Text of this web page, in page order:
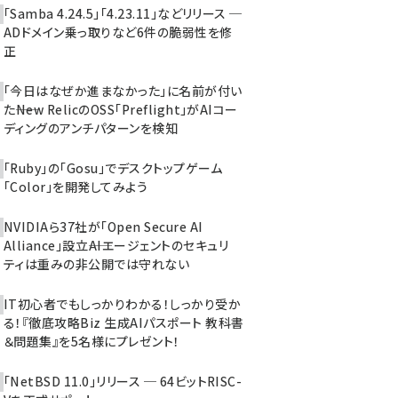
「Samba 4.24.5」「4.23.11」などリリース ─
ADドメイン乗っ取りなど6件の脆弱性を修
正
「今日はなぜか進まなかった」に名前が付い
た――New RelicのOSS「Preflight」がAIコー
ディングのアンチパターンを検知
「Ruby」の「Gosu」でデスクトップゲーム
「Color」を開発してみよう
NVIDIAら37社が「Open Secure AI
Alliance」設立――AIエージェントのセキュリ
ティは重みの非公開では守れない
IT初心者でもしっかりわかる！しっかり受か
る！『徹底攻略Biz 生成AIパスポート 教科書
＆問題集』を5名様にプレゼント！
「NetBSD 11.0」リリース ─ 64ビットRISC-